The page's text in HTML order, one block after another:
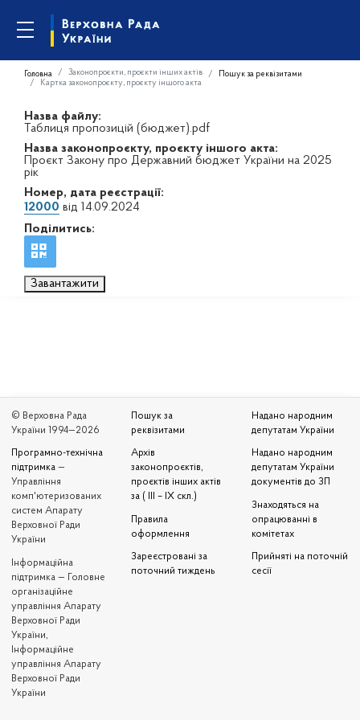
Головна Законопроєкти, проєкти інших актів
Пошук за реквізитами
Картка законопроєкту, проєкту іншого акта
Назва файлу:
Таблиця пропозицій (бюджет).pdf
Назва законопроєкту, проєкту іншого акта:
Проєкт Закону про Державний бюджет України на 2025
рік
Номер, дата реєстрації:
12000 від 14.09.2024
Поділитись:
Завантажити
© Верховна Рада
України 1994—2026
Програмно-технічна
підтримка —
Управління
комп'ютеризованих
систем Апарату
Верховної Ради
України
Iнформаційна
підтримка — Головне
організаційне
управління Апарату
Верховної Ради
України,
Інформаційне
управління Апарату
Верховної Ради
України
Пошук за
реквізитами
Архів
законопроєктів,
проєктів інших актів
за ( III – IX скл.)
Правила
оформлення
Зареєстровані за
поточний тиждень
Надано народним
депутатам України
Надано народним
депутатам України
документів до ЗП
Знаходяться на
опрацюванні в
комітетах
Прийняті на поточній
сесії